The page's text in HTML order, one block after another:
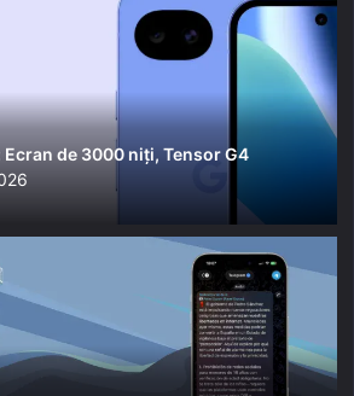
Ecran de 3000 niți, Tensor G4